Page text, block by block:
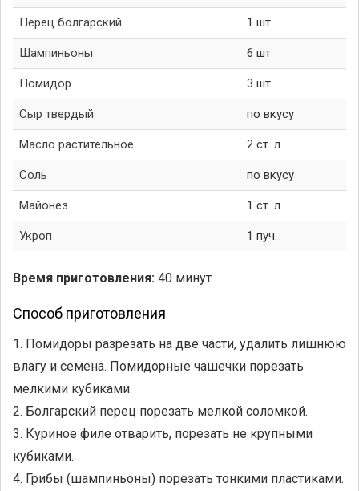
Перец болгарский 1 шт
Шампиньоны 6 шт
Помидор 3 шт
Сыр твердый по вкусу
Масло растительное 2 ст. л.
Соль по вкусу
Майонез 1 ст. л.
Укроп 1 пуч.
Время приготовления: 40 минут
Способ приготовления
1. Помидоры разрезать на две части, удалить лишнюю
влагу и семена. Помидорные чашечки порезать
мелкими кубиками.
2. Болгарский перец порезать мелкой соломкой.
3. Куриное филе отварить, порезать не крупными
кубиками.
4. Грибы (шампиньоны) порезать тонкими пластиками.